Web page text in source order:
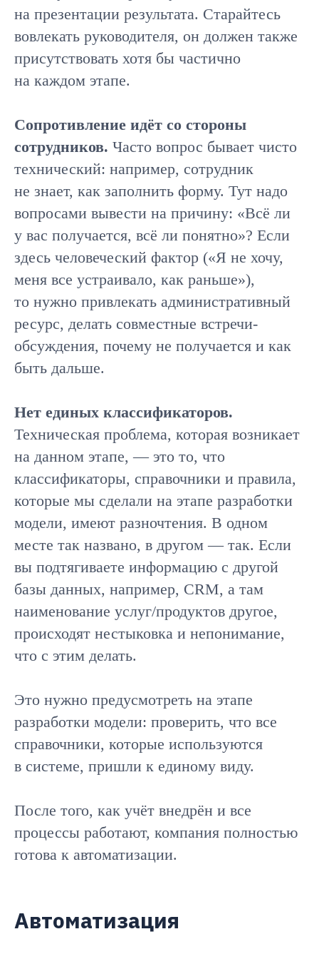
на презентации результата. Старайтесь
вовлекать руководителя, он должен также
присутствовать хотя бы частично
на каждом этапе.
Сопротивление идёт со стороны
сотрудников. Часто вопрос бывает чисто
технический: например, сотрудник
не знает, как заполнить форму. Тут надо
вопросами вывести на причину: «Всё ли
у вас получается, всё ли понятно»? Если
здесь человеческий фактор («Я не хочу,
меня все устраивало, как раньше»),
то нужно привлекать административный
ресурс, делать совместные встречи-
обсуждения, почему не получается и как
быть дальше.
Нет единых классификаторов.
Техническая проблема, которая возникает
на данном этапе, — это то, что
классификаторы, справочники и правила,
которые мы сделали на этапе разработки
модели, имеют разночтения. В одном
месте так названо, в другом — так. Если
вы подтягиваете информацию с другой
базы данных, например, CRM, а там
наименование услуг/продуктов другое,
происходят нестыковка и непонимание,
что с этим делать.
Это нужно предусмотреть на этапе
разработки модели: проверить, что все
справочники, которые используются
в системе, пришли к единому виду.
После того, как учёт внедрён и все
процессы работают, компания полностью
готова к автоматизации.
Автоматизация